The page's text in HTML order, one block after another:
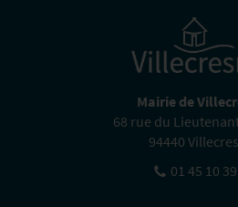
Mairie de
68 rue du
94440
01 45 10